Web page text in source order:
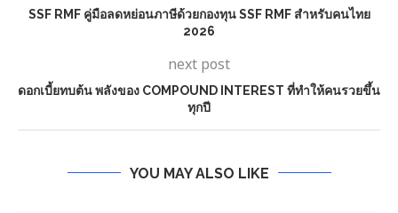
SSF RMF คู่มือลดหย่อนภาษีด้วยกองทุน SSF RMF สำหรับคนไทย
2026
next post
ดอกเบี้ยทบต้น พลังของ COMPOUND INTEREST ที่ทำให้คนรวยขึ้น
ทุกปี
YOU MAY ALSO LIKE